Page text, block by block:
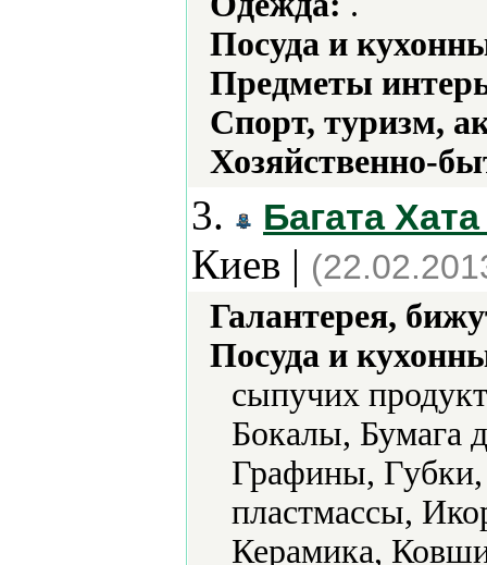
Посуда и
Предметы
Спорт, туризм,
Хозяйственно-
3. Багата
Киев |
Галантерея,
Посуда и
сыпучих
Бокалы, Бумага
Графины, Губки,
пластмассы,
Керамика,